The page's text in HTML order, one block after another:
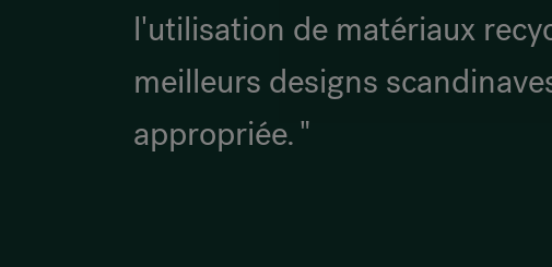
l'utilisation de matériaux
meilleurs designs
appropriée. "